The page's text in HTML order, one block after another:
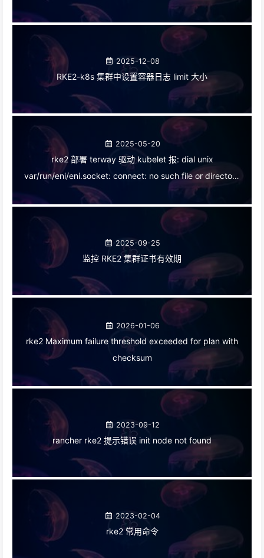
2025-12-08
RKE2-k8s 集群中设置容器日志 limit 大小
2025-05-20
rke2 部署 terway 驱动 kubelet 报: dial unix
var/run/eni/eni.socket: connect: no such file or directory
2025-09-25
监控 RKE2 集群证书有效期
2026-01-06
rke2 Maximum failure threshold exceeded for plan with
checksum
2023-09-12
rancher rke2 提示错误 init node not found
2023-02-04
rke2 常用命令